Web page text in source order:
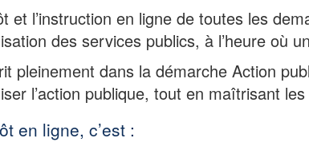
et l’instruction en ligne de toutes les
des services publics, à l’heure où
pleinement dans la démarche Action
l’action publique, tout en maîtrisant
en ligne, c’est :